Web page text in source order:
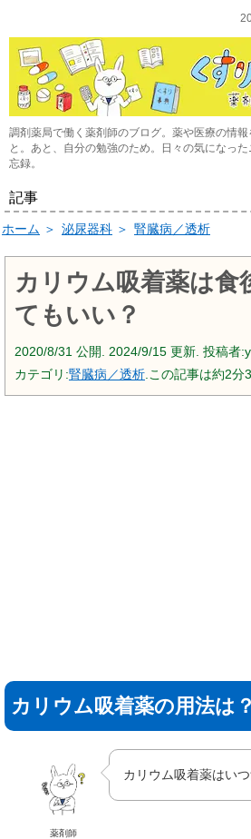
調剤薬局で働く薬剤師のブログ。薬や医療の情
と。あと、自分の勉強のため。日々の気になっ
忘録。
記事
ホーム ＞ 泌尿器科 ＞ 腎臓病／透析
カリウム吸着薬は食
てもいい？
2020/8/31 公開. 2024/9/15 更新. 投稿者:
カテゴリ:腎臓病／透析 .この記事は約2分
カリウム吸着薬の用法は？
薬剤師
カリウム吸着薬はい